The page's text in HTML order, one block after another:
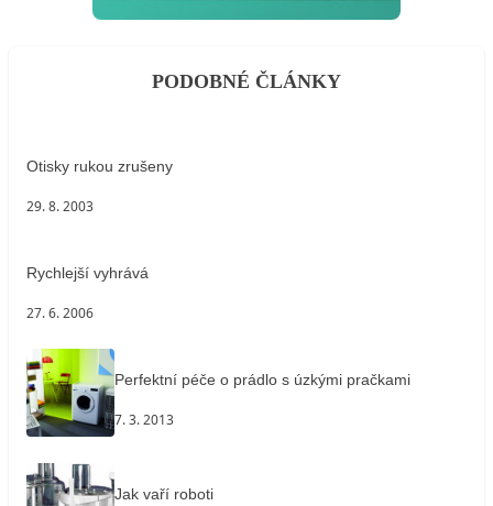
PODOBNÉ ČLÁNKY
Otisky rukou zrušeny
29. 8. 2003
Rychlejší vyhrává
27. 6. 2006
Perfektní péče o prádlo s úzkými pračkami
7. 3. 2013
Jak vaří roboti